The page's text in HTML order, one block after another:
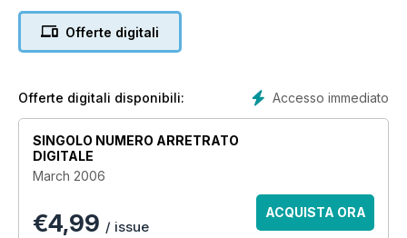
Offerte digitali
Accesso immediato
Offerte digitali disponibili:
SINGOLO NUMERO ARRETRATO
DIGITALE
March 2006
€4,99 / issue
ACQUISTA ORA